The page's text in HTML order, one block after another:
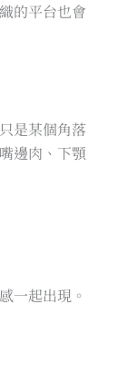
的平台也會
是某個角落
邊肉、下顎
一起出現。